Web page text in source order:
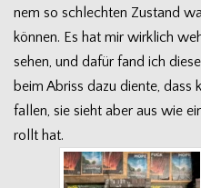
nem so schlech­ten Zustand
kön­nen. Es hat mir wirk­lich
sehen, und dafür fand ich
beim Abriss dazu diente, dass
fal­len, sie sieht aber aus wie
rollt hat.